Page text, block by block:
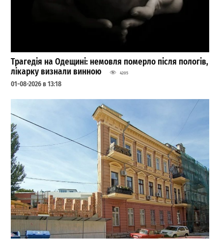
Трагедія на Одещині: немовля померло після пологів,
лікарку визнали винною
4205
01-08-2026 в 13:18